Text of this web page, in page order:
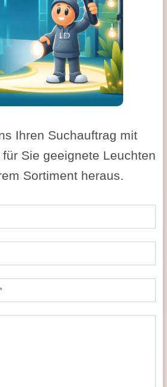
Ihren Suchauftrag mit
Sie geeignete Leuchten
Sortiment heraus.